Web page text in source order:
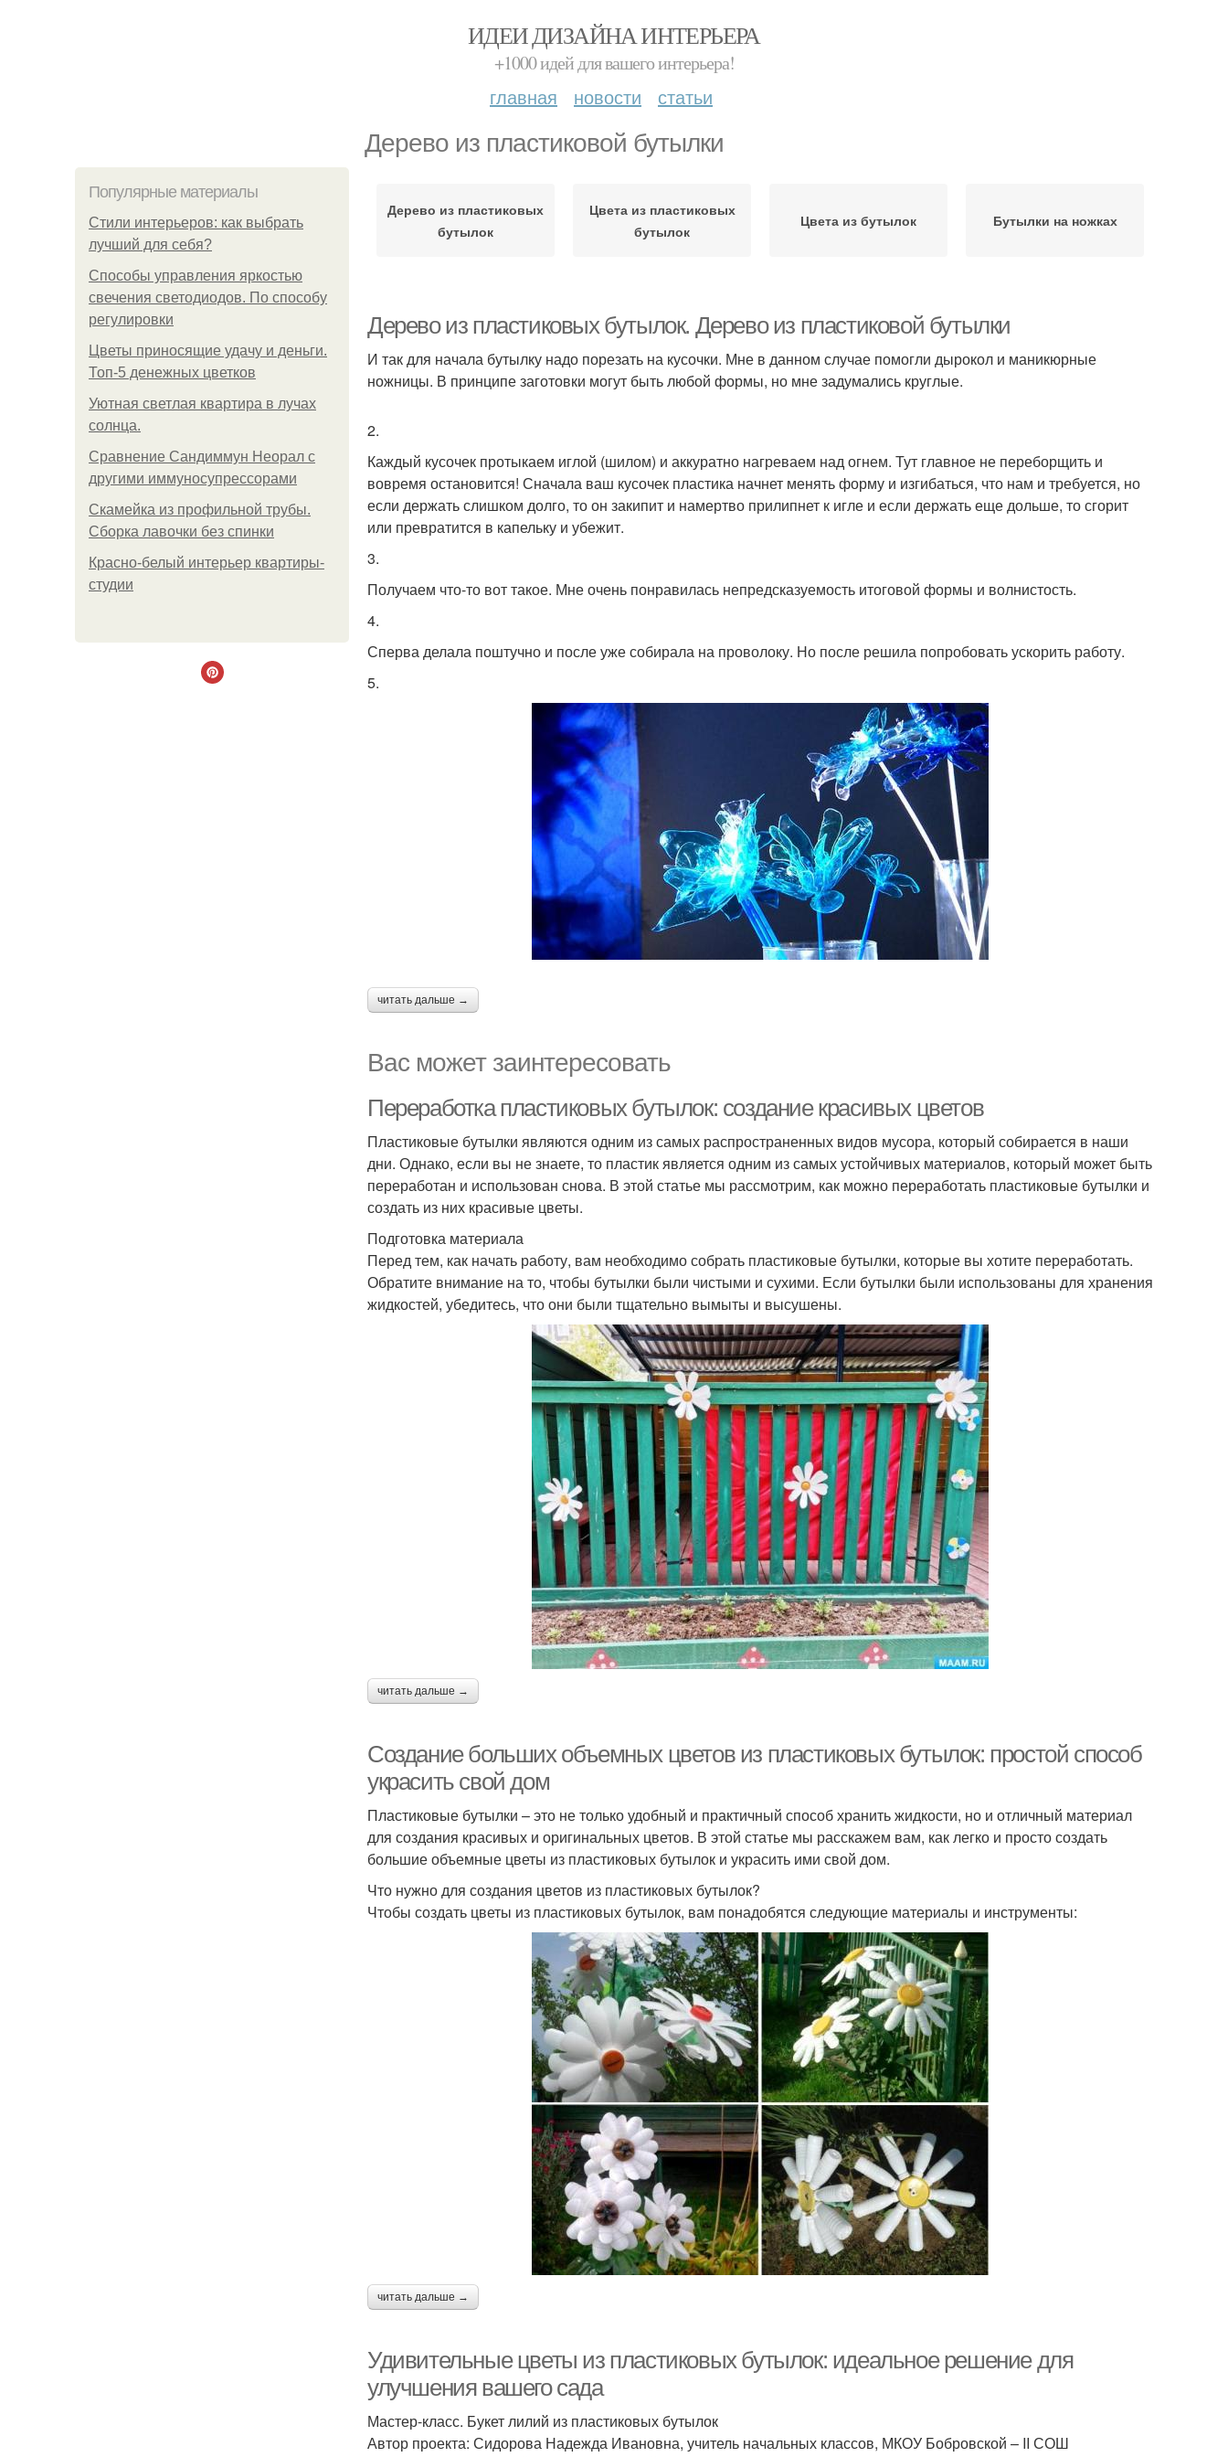
ИДЕИ ДИЗАЙНА ИНТЕРЬЕРА
+1000 идей для вашего интерьера!
главная новости статьи
Дерево из пластиковой бутылки
Популярные материалы
Стили интерьеров: как выбрать
лучший для себя?
Способы управления яркостью
свечения светодиодов. По способу
регулировки
Цветы приносящие удачу и деньги.
Топ-5 денежных цветков
Уютная светлая квартира в лучах
солнца.
Сравнение Сандиммун Неорал с
другими иммуносупрессорами
Скамейка из профильной трубы.
Сборка лавочки без спинки
Красно-белый интерьер квартиры-
студии
Дерево из пластиковых
бутылок
Цвета из пластиковых
бутылок
Цвета из бутылок Бутылки на ножках
Дерево из пластиковых бутылок. Дерево из пластиковой бутылки
И так для начала бутылку надо порезать на кусочки. Мне в данном случае помогли дырокол и маникюрные
ножницы. В принципе заготовки могут быть любой формы, но мне задумались круглые.
2.
Каждый кусочек протыкаем иглой (шилом) и аккуратно нагреваем над огнем. Тут главное не переборщить и
вовремя остановится! Сначала ваш кусочек пластика начнет менять форму и изгибаться, что нам и требуется, но
если держать слишком долго, то он закипит и намертво прилипнет к игле и если держать еще дольше, то сгорит
или превратится в капельку и убежит.
3.
Получаем что-то вот такое. Мне очень понравилась непредсказуемость итоговой формы и волнистость.
4.
Сперва делала поштучно и после уже собирала на проволоку. Но после решила попробовать ускорить работу.
5.
читать дальше →
Вас может заинтересовать
Переработка пластиковых бутылок: создание красивых цветов
Пластиковые бутылки являются одним из самых распространенных видов мусора, который собирается в наши
дни. Однако, если вы не знаете, то пластик является одним из самых устойчивых материалов, который может быть
переработан и использован снова. В этой статье мы рассмотрим, как можно переработать пластиковые бутылки и
создать из них красивые цветы.
Подготовка материала
Перед тем, как начать работу, вам необходимо собрать пластиковые бутылки, которые вы хотите переработать.
Обратите внимание на то, чтобы бутылки были чистыми и сухими. Если бутылки были использованы для хранения
жидкостей, убедитесь, что они были тщательно вымыты и высушены.
читать дальше →
Создание больших объемных цветов из пластиковых бутылок: простой способ
украсить свой дом
Пластиковые бутылки – это не только удобный и практичный способ хранить жидкости, но и отличный материал
для создания красивых и оригинальных цветов. В этой статье мы расскажем вам, как легко и просто создать
большие объемные цветы из пластиковых бутылок и украсить ими свой дом.
Что нужно для создания цветов из пластиковых бутылок?
Чтобы создать цветы из пластиковых бутылок, вам понадобятся следующие материалы и инструменты:
читать дальше →
Удивительные цветы из пластиковых бутылок: идеальное решение для
улучшения вашего сада
Мастер-класс. Букет лилий из пластиковых бутылок
Автор проекта: Сидорова Надежда Ивановна, учитель начальных классов, МКОУ Бобровской – ΙΙ СОШ